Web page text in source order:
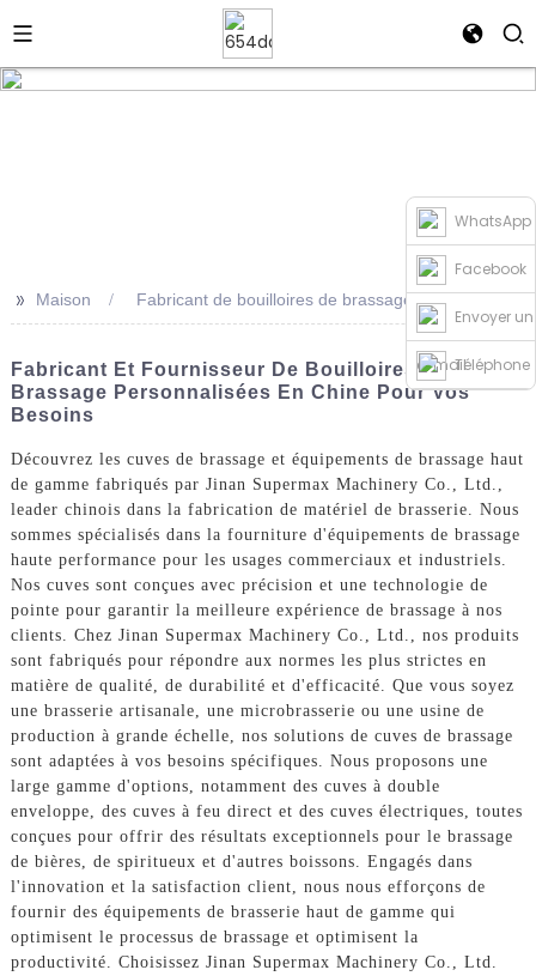
WhatsApp
Facebook
Envoyer un
e-mailTéléphone
>> Maison Fabricant de bouilloires de brassage en Chine
Fabricant Et Fournisseur De Bouilloires De
Brassage Personnalisées En Chine Pour Vos
Besoins
Découvrez les cuves de brassage et équipements de brassage haut
de gamme fabriqués par Jinan Supermax Machinery Co., Ltd.,
leader chinois dans la fabrication de matériel de brasserie. Nous
sommes spécialisés dans la fourniture d'équipements de brassage
haute performance pour les usages commerciaux et industriels.
Nos cuves sont conçues avec précision et une technologie de
pointe pour garantir la meilleure expérience de brassage à nos
clients. Chez Jinan Supermax Machinery Co., Ltd., nos produits
sont fabriqués pour répondre aux normes les plus strictes en
matière de qualité, de durabilité et d'efficacité. Que vous soyez
une brasserie artisanale, une microbrasserie ou une usine de
production à grande échelle, nos solutions de cuves de brassage
sont adaptées à vos besoins spécifiques. Nous proposons une
large gamme d'options, notamment des cuves à double
enveloppe, des cuves à feu direct et des cuves électriques, toutes
conçues pour offrir des résultats exceptionnels pour le brassage
de bières, de spiritueux et d'autres boissons. Engagés dans
l'innovation et la satisfaction client, nous nous efforçons de
fournir des équipements de brasserie haut de gamme qui
optimisent le processus de brassage et optimisent la
productivité. Choisissez Jinan Supermax Machinery Co., Ltd.